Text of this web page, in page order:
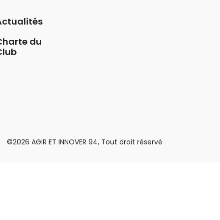
du
©2026 AGIR ET INNOVER 94, Tout droit réservé